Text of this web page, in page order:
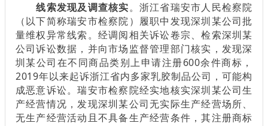
线索发现及调查核实。浙江省瑞安市人民检察院
（以下简称瑞安市检察院）履职中发现深圳某公司批
量维权异常线索。经调阅相关诉讼卷宗、检索深圳某
公司诉讼数据，并向市场监督管理部门核实，发现深
圳某公司在不同商品类别上申请注册600余件商标，
2019年以来起诉浙江省内多家乳胶制品公司，可能构
成恶意诉讼。瑞安市检察院经实地核实深圳某公司生
产经营情况，发现深圳某公司无实际生产经营场所、
无生产经营活动且不具备生产经营条件，其注册商标